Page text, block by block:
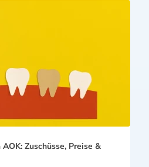
Zuschüsse, Preise &